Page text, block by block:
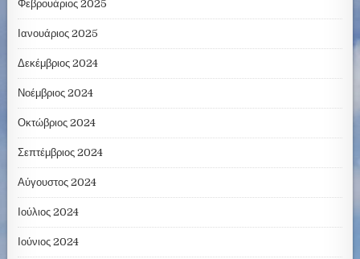
Φεβρουάριος 2025
Ιανουάριος 2025
Δεκέμβριος 2024
Νοέμβριος 2024
Οκτώβριος 2024
Σεπτέμβριος 2024
Αύγουστος 2024
Ιούλιος 2024
Ιούνιος 2024